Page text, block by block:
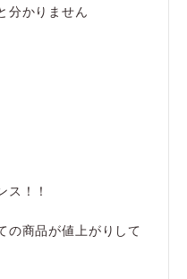
分かりません
！！
の商品が値上がりして